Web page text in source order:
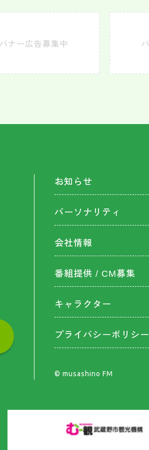
お知らせ
パーソナリティ
会社情報
番組提供 / CM募集
キャラクター
プライバシーポリシー
©︎ musashino FM